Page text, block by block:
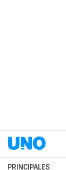
PRINCIPALES